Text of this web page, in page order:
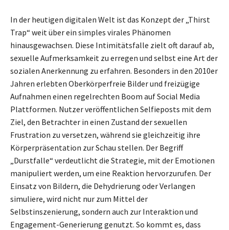
In der heutigen digitalen Welt ist das Konzept der „Thirst
Trap“ weit über ein simples virales Phänomen
hinausgewachsen. Diese Intimitätsfalle zielt oft darauf ab,
sexuelle Aufmerksamkeit zu erregen und selbst eine Art der
sozialen Anerkennung zu erfahren. Besonders in den 2010er
Jahren erlebten Oberkörperfreie Bilder und freizügige
Aufnahmen einen regelrechten Boom auf Social Media
Plattformen. Nutzer veröffentlichen Selfieposts mit dem
Ziel, den Betrachter in einen Zustand der sexuellen
Frustration zu versetzen, während sie gleichzeitig ihre
Körperpräsentation zur Schau stellen. Der Begriff
„Durstfalle“ verdeutlicht die Strategie, mit der Emotionen
manipuliert werden, um eine Reaktion hervorzurufen. Der
Einsatz von Bildern, die Dehydrierung oder Verlangen
simuliere, wird nicht nur zum Mittel der
Selbstinszenierung, sondern auch zur Interaktion und
Engagement-Generierung genutzt. So kommt es, dass